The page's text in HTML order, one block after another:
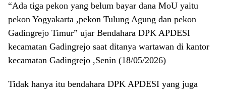
“Ada tiga pekon yang belum bayar dana MoU yaitu
pekon Yogyakarta ,pekon Tulung Agung dan pekon
Gadingrejo Timur” ujar Bendahara DPK APDESI
kecamatan Gadingrejo saat ditanya wartawan di kantor
kecamatan Gadingrejo ,Senin (18/05/2026)
Tidak hanya itu bendahara DPK APDESI yang juga